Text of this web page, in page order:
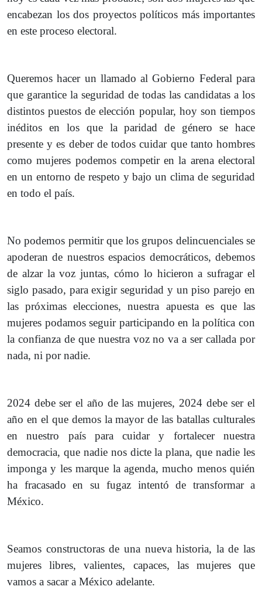
encabezan los dos proyectos políticos más importantes
en este proceso electoral.
Queremos hacer un llamado al Gobierno Federal para
que garantice la seguridad de todas las candidatas a los
distintos puestos de elección popular, hoy son tiempos
inéditos en los que la paridad de género se hace
presente y es deber de todos cuidar que tanto hombres
como mujeres podemos competir en la arena electoral
en un entorno de respeto y bajo un clima de seguridad
en todo el país.
No podemos permitir que los grupos delincuenciales se
apoderan de nuestros espacios democráticos, debemos
de alzar la voz juntas, cómo lo hicieron a sufragar el
siglo pasado, para exigir seguridad y un piso parejo en
las próximas elecciones, nuestra apuesta es que las
mujeres podamos seguir participando en la política con
la confianza de que nuestra voz no va a ser callada por
nada, ni por nadie.
2024 debe ser el año de las mujeres, 2024 debe ser el
año en el que demos la mayor de las batallas culturales
en nuestro país para cuidar y fortalecer nuestra
democracia, que nadie nos dicte la plana, que nadie les
imponga y les marque la agenda, mucho menos quién
ha fracasado en su fugaz intentó de transformar a
México.
Seamos constructoras de una nueva historia, la de las
mujeres libres, valientes, capaces, las mujeres que
vamos a sacar a México adelante.